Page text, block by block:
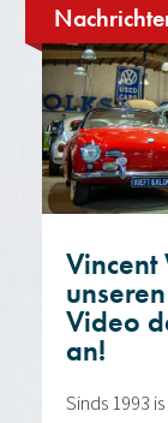
Vincent
Video
an!
Sinds 1993